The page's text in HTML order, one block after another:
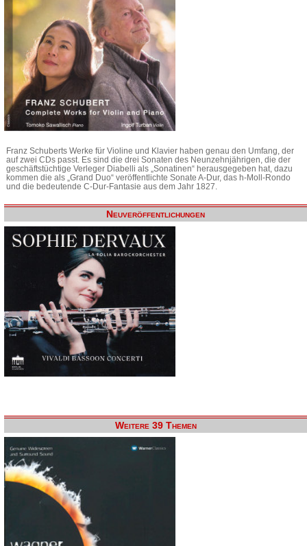
Franz Schuberts Werke für Violine und Klavier haben genau den Umfang, der
auf zwei CDs passt. Es sind die drei Sonaten des Neunzehnjährigen, die der
geschäftstüchtige Verleger Diabelli als „Sonatinen“ herausgegeben hat, dazu
kommen die als „Grand Duo“ veröffentlichte Sonate A-Dur, das h-Moll-Rondo
und die bedeutende C-Dur-Fantasie aus dem Jahr 1827.
Neuveröffentlichungen
Weitere 39 Themen